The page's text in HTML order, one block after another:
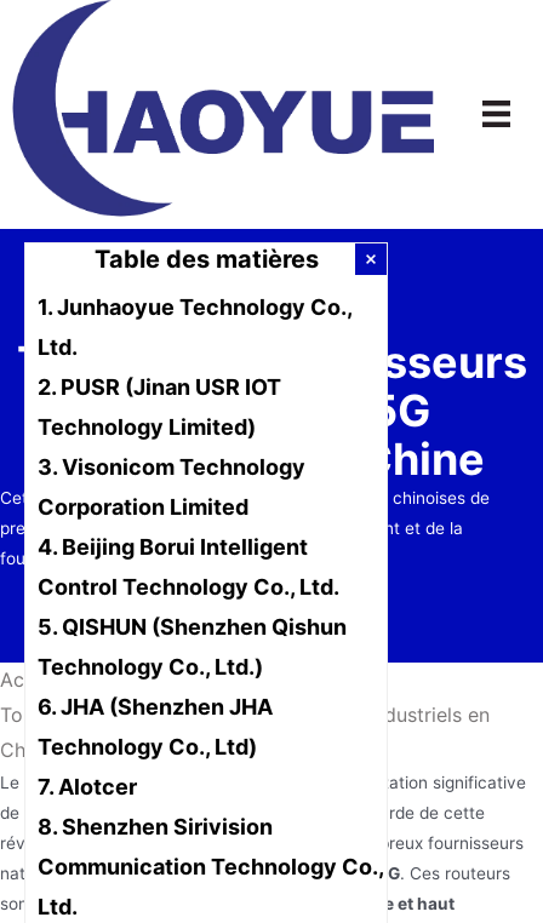
contenu
Top 10 des fournisseurs
de routeurs 5G
industriels en Chine
Cet article examinera les offres de dix entreprises chinoises de
premier plan qui sont à la pointe du développement et de la
fourniture de solutions de routeurs industriels 5G.
Accueil / Actualités /
Top 10 des fournisseurs de routeurs 5G industriels en
Chine
Table des matières
1. Junhaoyue Technology Co.,
Ltd.
2. PUSR (Jinan USR IOT
Technology Limited)
3. Visonicom Technology
Corporation Limited
4. Beijing Borui Intelligent
Control Technology Co., Ltd.
5. QISHUN (Shenzhen Qishun
Technology Co., Ltd.)
6. JHA (Shenzhen JHA
Technology Co., Ltd)
7. Alotcer
8. Shenzhen Sirivision
Communication Technology Co.,
Ltd.
Le secteur industriel chinois connaît une augmentation significative
de l'adoption de la
technologie 5G
, et à l'avant-garde de cette
révolution de la connectivité se trouvent de nombreux fournisseurs
nationaux spécialisés dans routeurs industriels 5G. Ces routeurs
sont conçus pour fournir
un accès réseau robuste et haut